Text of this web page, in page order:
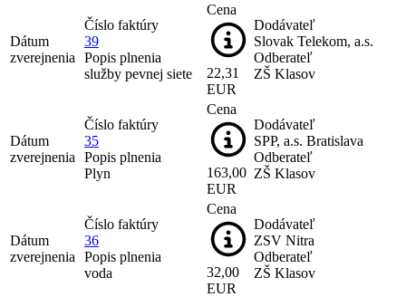
Dátum
zverejnenia
Číslo faktúry
39
Popis plnenia
služby pevnej siete
Cena
22,31
EUR
Dodávateľ
Slovak Telekom, a.s.
Odberateľ
ZŠ Klasov
Dátum
zverejnenia
Číslo faktúry
35
Popis plnenia
Plyn
Cena
163,00
EUR
Dodávateľ
SPP, a.s. Bratislava
Odberateľ
ZŠ Klasov
Dátum
zverejnenia
Číslo faktúry
36
Popis plnenia
voda
Cena
32,00
EUR
Dodávateľ
ZSV Nitra
Odberateľ
ZŠ Klasov